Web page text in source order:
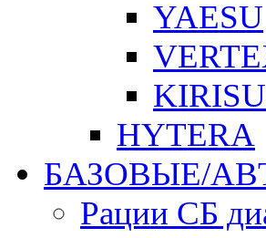
YAESU
HYTERA
БАЗОВЫЕ/
Рации СБ